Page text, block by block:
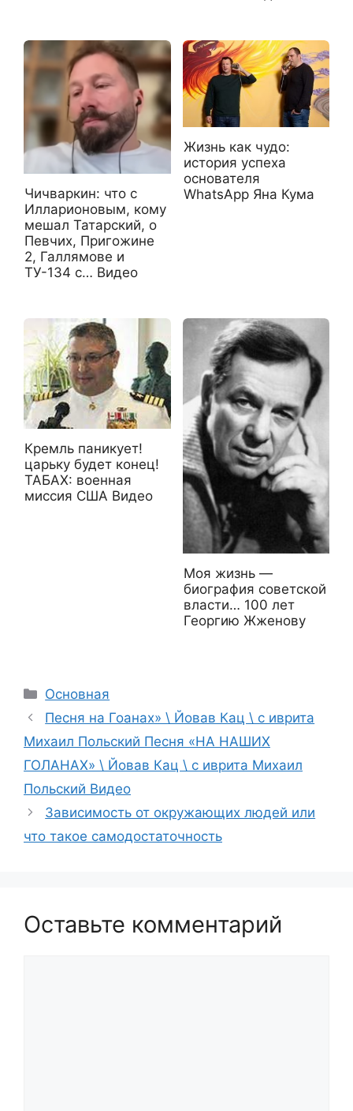
Чичваркин: что с
Илларионовым, кому
мешал Татарский, о
Певчих, Пригожине
2, Галлямове и
ТУ-134 с… Видео
Жизнь как чудо:
история успеха
основателя
WhatsApp Яна Кума
Кремль паникует!
царьку будет конец!
ТАБАХ: военная
миссия США Видео
Моя жизнь —
биография советской
власти… 100 лет
Георгию Жженову
Рубрики
Основная
Песня на Гоанах» \ Йовав Кац \ с иврита
Михаил Польский Песня «НА НАШИХ
ГОЛАНАХ» \ Йовав Кац \ с иврита Михаил
Польский Видео
Зависимость от окружающих людей или
что такое самодостаточность
Оставьте комментарий